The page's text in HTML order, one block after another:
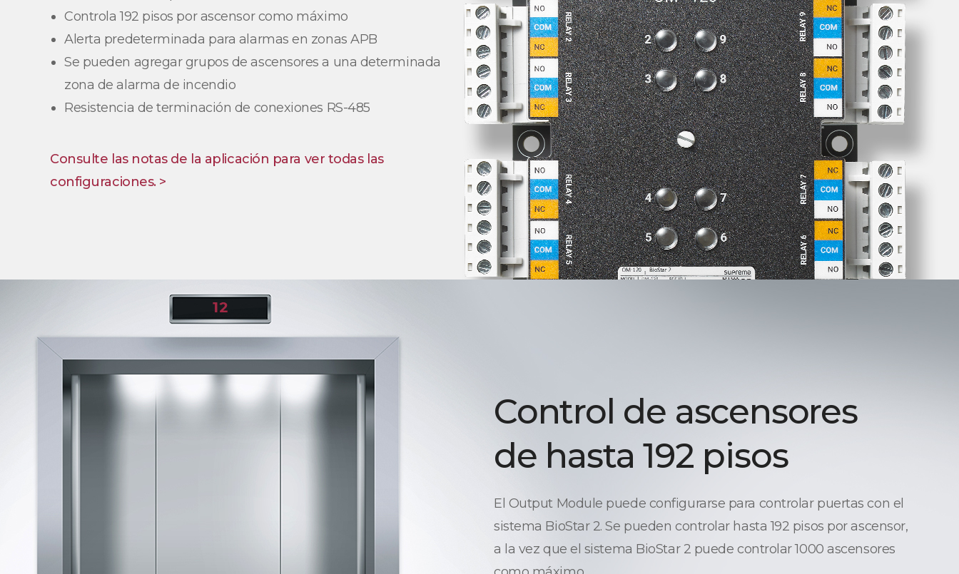
Controla 192 pisos por ascensor como máximo
Alerta predeterminada para alarmas en zonas APB
Se pueden agregar grupos de ascensores a una determinada
zona de alarma de incendio
Resistencia de terminación de conexiones RS-485
Consulte las notas de la aplicación para ver todas las
configuraciones. >
Control de ascensores
de hasta 192 pisos
El Output Module puede configurarse para controlar puertas con el
sistema BioStar 2. Se pueden controlar hasta 192 pisos por ascensor,
a la vez que el sistema BioStar 2 puede controlar 1000 ascensores